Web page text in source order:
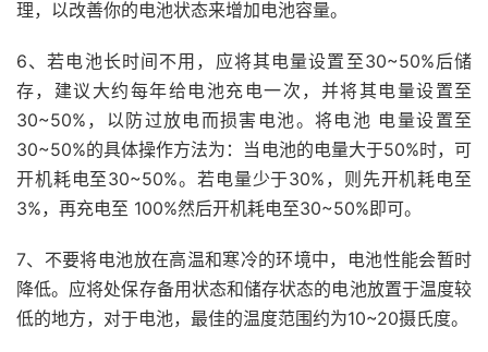
理，以改善你的电池状态来增加电池容量。
6、若电池长时间不用，应将其电量设置至30~50%后储
存，建议大约每年给电池充电一次，并将其电量设置至
30~50%，以防过放电而损害电池。将电池 电量设置至
30~50%的具体操作方法为：当电池的电量大于50%时，可
开机耗电至30~50%。若电量少于30%，则先开机耗电至
3%，再充电至 100%然后开机耗电至30~50%即可。
7、不要将电池放在高温和寒冷的环境中，电池性能会暂时
降低。应将处保存备用状态和储存状态的电池放置于温度较
低的地方，对于电池，最佳的温度范围约为10~20摄氏度。